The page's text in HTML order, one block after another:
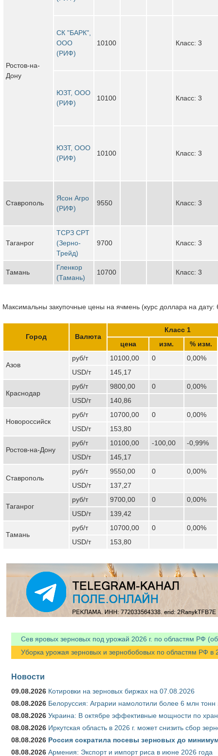
Ростов-на-
Дону
СК "БАРК",
ООО
(РИФ)
10100 Класс: 3
ЮЗТ, ООО
(РИФ)
10100 Класс: 3
ЮЗТ, ООО
(РИФ)
10100 Класс: 3
Ставрополь
Ясон Агро
(РИФ)
9550 Класс: 3
Таганрог
ТСРЗ CPT
(Зерно-
Трейд)
9700 Класс: 3
Тамань
Гленкор
(Тамань)
10700 Класс: 3
Максимальны закупочные цены на ячмень (курс доллара на дату:
Город Валюта
Класс 1
цена
изм. % изм.
Азов
руб/т 10100,00 0
0,00%
USD/т
145,17
Краснодар
руб/т 9800,00 0
0,00%
USD/т
140,86
Новороссийск
руб/т 10700,00 0
0,00%
USD/т
153,80
Ростов-на-Дону
руб/т 10100,00 -100,00
-0,99%
USD/т
145,17
Ставрополь
руб/т 9550,00 0
0,00%
USD/т
137,27
Таганрог
руб/т 9700,00 0
0,00%
USD/т
139,42
Тамань
руб/т 10700,00 0
0,00%
USD/т
153,80
Сев яровых зерновых под урожай 2026 г. по областям РФ
Уборка урожая зерновых и зернобобовых по областям РФ в
Новости
09.08.2026 Котировки на зерновых биржах на 07.08.2026
08.08.2026 Белоруссия: Аграрии намолотили более 6 млн тонн
08.08.2026 Украина: В октябре эффективные мощности по
08.08.2026 Иркутская область в 2026 г. может снизить сбор
08.08.2026 Россия сократила посевы зерновых до
08.08.2026 Армения: Экспорт и импорт риса в июне 2026 года